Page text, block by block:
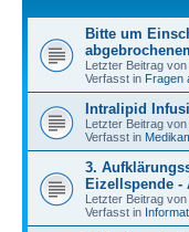
Bitte um
Letzter Beitrag von
Verfasst in Fragen
Intralipid
Letzter Beitrag von
Verfasst in
3.
Eizellspende
Letzter Beitrag von
Verfasst in